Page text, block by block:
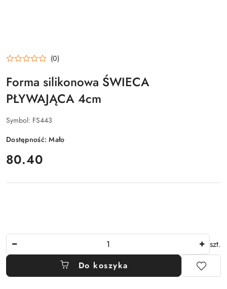
(0)
Forma silikonowa ŚWIECA
PŁYWAJĄCA 4cm
Symbol: FS443
Dostępność:Mało
cena:
80.40
szt.
Do koszyka